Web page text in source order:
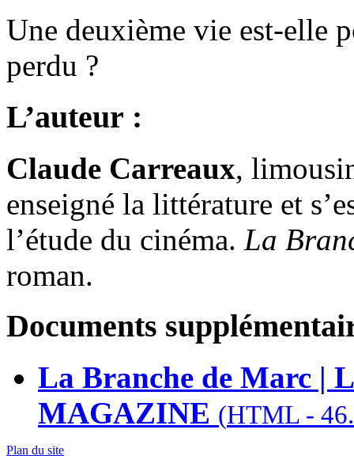
Une deuxième vie est-elle
perdu ?
L’auteur :
Claude Carreaux,
enseigné la littérature et
l’étude du cinéma. La
roman.
Documents
La Branche de Marc |
MAGAZINE (HTML -
Plan du site